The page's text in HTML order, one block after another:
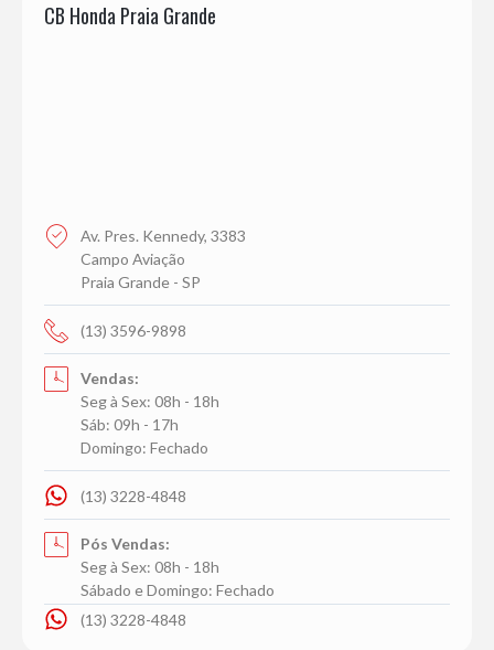
CB Honda Praia Grande
Av. Pres. Kennedy, 3383
Campo Aviação
Praia Grande - SP
(13) 3596-9898
Vendas:
Seg à Sex: 08h - 18h
Sáb: 09h - 17h
Domingo: Fechado
(13) 3228-4848
Pós Vendas:
Seg à Sex: 08h - 18h
Sábado e Domingo: Fechado
(13) 3228-4848